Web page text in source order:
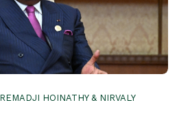
HOINATHY & NIRVALY